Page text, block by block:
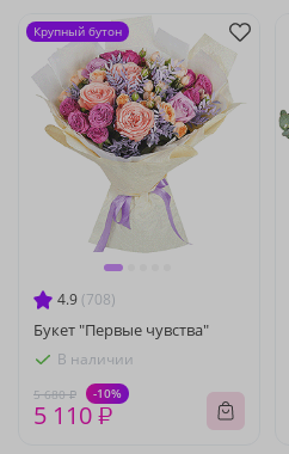
4.9 (708)
Букет "Первые чувства"
В наличии
5 680 ₽ -10%
5 110 ₽
Крупный бутон